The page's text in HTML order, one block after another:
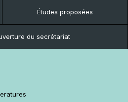
Études proposées
du secrétariat